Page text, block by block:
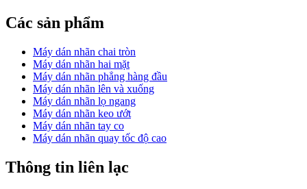
Các sản phẩm
Máy dán nhãn chai tròn
Máy dán nhãn hai mặt
Máy dán nhãn phẳng hàng đầu
Máy dán nhãn lên và xuống
Máy dán nhãn lọ ngang
Máy dán nhãn keo ướt
Máy dán nhãn tay co
Máy dán nhãn quay tốc độ cao
Thông tin liên lạc